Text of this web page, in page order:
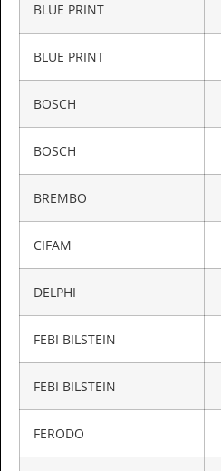
BLUE PRINT
BLUE PRINT
BOSCH
BOSCH
BREMBO
CIFAM
DELPHI
FEBI BILSTEIN
FEBI BILSTEIN
FERODO